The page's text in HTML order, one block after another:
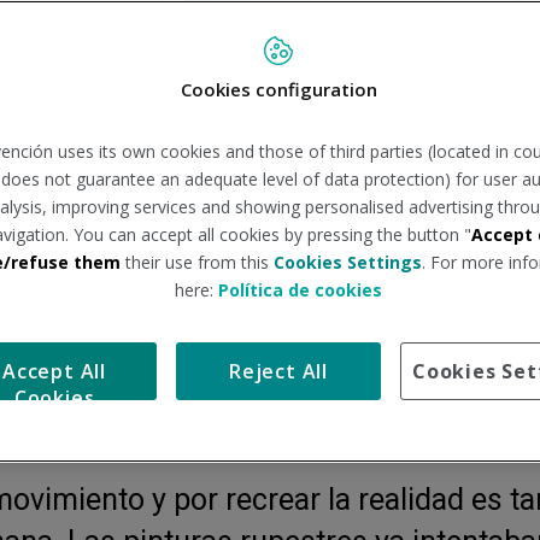
a la Ergonomía
y por recrear la realidad es
Cookies configuration
uses its own cookies and those of third parties (located in
not guarantee an adequate level of data protection) for user
improving services and showing personalised advertising
You can accept all cookies by pressing the button "Accept
refuse them their use from this Cookies Settings. For more
here: Política de cookies
Cookies
Reject All
Accept All
Cookies